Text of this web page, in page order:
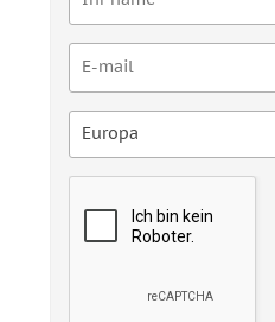
Europa